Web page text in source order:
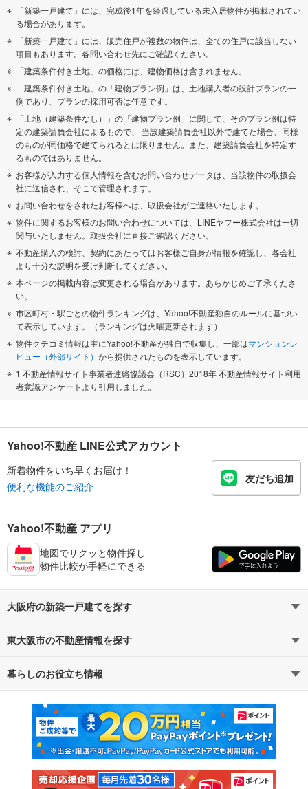
「新築一戸建て」には、完成後1年を経過している未入居物件が掲載されてい
る場合があります。
「新築一戸建て」には、販売住戸が複数の物件は、全ての住戸に該当しない
項目もあります。各問い合わせ先にご確認ください。
「建築条件付き土地」の価格には、建物価格は含まれません。
「建築条件付き土地」の「建物プラン例」は、土地購入者の設計プランの一
例であり、プランの採用可否は任意です。
「土地（建築条件なし）」の「建物プラン例」に関して、そのプラン例は特
定の建築請負会社によるもので、 当該建築請負会社以外で建てた場合、同様
のものが同価格で建てられるとは限りません。また、建築請負会社を特定す
るものではありません。
お客様が入力する個人情報を含むお問い合わせデータは、当該物件の取扱会
社に送信され、そこで管理されます。
お問い合わせをされたお客様へは、取扱会社がご連絡いたします。
物件に関するお客様のお問い合わせについては、LINEヤフー株式会社は一切
関与いたしません。取扱会社に直接ご確認ください。
不動産購入の検討、契約にあたってはお客様ご自身が情報を確認し、各会社
より十分な説明を受け判断してください。
本ページの掲載内容は変更される場合があります。あらかじめご了承くださ
い。
市区町村・駅ごとの物件ランキングは、Yahoo!不動産独自のルールに基づい
て表示しています。（ランキングは火曜更新されます）
物件クチコミ情報は主にYahoo!不動産が独自で収集し、一部はマンションレ
ビュー（外部サイト） から提供されたものを表示しています。
1 不動産情報サイト事業者連絡協議会（RSC）2018年 不動産情報サイト利用
者意識アンケートより引用しました。
Yahoo!不動産 LINE公式アカウント
新着物件をいち早くお届け！
便利な機能のご紹介
友だち追加
Yahoo!不動産 アプリ
地図でサクッと物件探し
物件比較が手軽にできる
大阪府の新築一戸建てを探す
路線・駅から探す
通勤・通学時間から探す
東大阪市の不動産情報を探す
不動産・住宅
新築マンション 中古マンション
新築一戸建て 中古一戸建て
注文住宅 土地
暮らしのお役立ち情報
マンションカタログ 教えて！住まいの先生